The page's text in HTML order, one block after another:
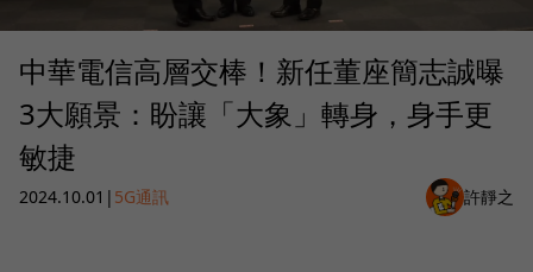
中華電信高層交棒！新任董座簡志誠曝
3大願景：盼讓「大象」轉身，身手更
敏捷
2024.10.01 | 5G通訊 許靜之